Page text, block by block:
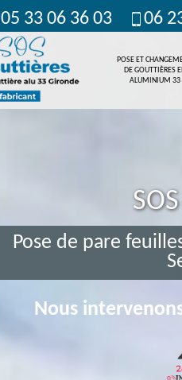
05 33 06 36 03 06
POSE ET
DE GOUTTIÈRES
ALUMINIUM 33
Pose de pare
Nous